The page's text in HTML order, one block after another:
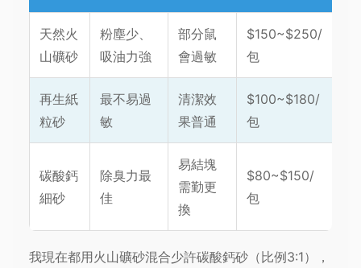
天然火
山礦砂
粉塵少、
吸油力強
部分鼠
會過敏
$150~$250/
包
再生紙
粒砂
最不易過
敏
清潔效
果普通
$100~$180/
包
碳酸鈣
細砂
除臭力最
佳
易結塊
需勤更
換
$80~$150/
包
我現在都用火山礦砂混合少許碳酸鈣砂（比例3:1），